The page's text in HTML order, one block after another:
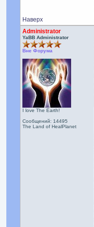
Наверх
Administrator
YaBB Administrator
Вне Форума
I love The Earth!
Сообщений: 14495
The Land of HealPlanet